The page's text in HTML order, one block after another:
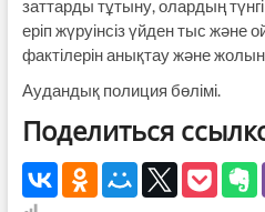
заттарды тұтыну, олардың
еріп жүруінсіз үйден тыс
фактілерін анықтау және
Аудандық полиция бөлімі.
Поделиться